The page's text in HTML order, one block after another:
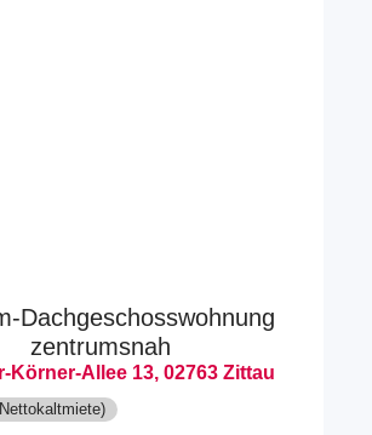
Dachgeschosswohnung
zentrumsnah
Körner-Allee 13, 02763 Zittau